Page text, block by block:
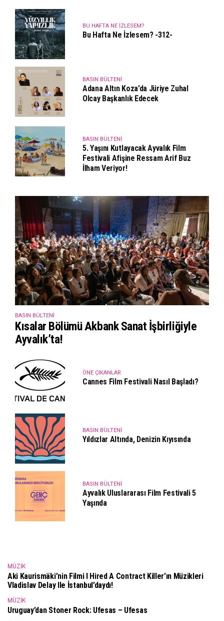
BU HAFTA NE İZLESEM?
Bu Hafta Ne İzlesem? -312-
BASIN BÜLTENI
Adana Altın Koza’da Jüriye Zuhal
Olcay Başkanlık Edecek
BASIN BÜLTENI
5. Yaşını Kutlayacak Ayvalık Film
Festivali Afişine Ressam Arif Buz
İlham Veriyor!
BASIN BÜLTENI
Kısalar Bölümü Akbank Sanat İşbirliğiyle
Ayvalık’ta!
ÖNE ÇIKANLAR
Cannes Film Festivali Nasıl Başladı?
BASIN BÜLTENI
Yıldızlar Altında, Denizin Kıyısında
BASIN BÜLTENI
Ayvalık Uluslararası Film Festivali 5
Yaşında
MÜZIK
Aki Kaurismäki’nin Filmi I Hired A Contract Killer’ın Müzikleri
Vladislav Delay Ile İstanbul’daydı!
MÜZIK
Uruguay’dan Stoner Rock: Ufesas – Ufesas